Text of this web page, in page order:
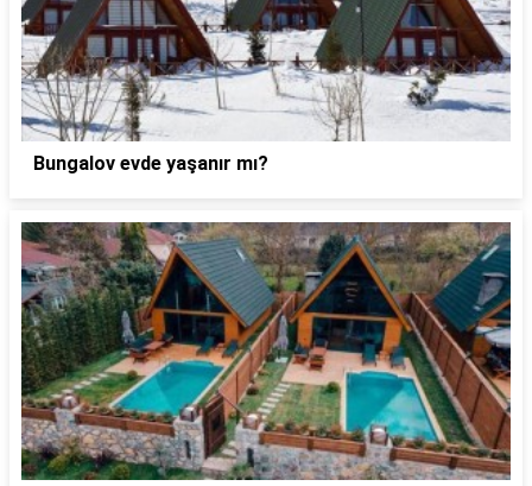
Bungalov evde yaşanır mı?